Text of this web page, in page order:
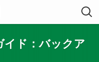
イド：バックア